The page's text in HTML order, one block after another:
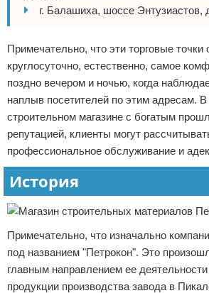
г. Балашиха, шоссе Энтузиастов,
Примечательно, что эти торговые точки
круглосуточно, естественно, самое
поздно вечером и ночью, когда
наплыв посетителей по этим адресам.
строительном магазине с богатым
репутацией, клиенты могут
профессиональное обслуживание и
История
Примечательно, что изначально
под названием "Петрокон". Это
главным направлением ее
продукции производства завода в